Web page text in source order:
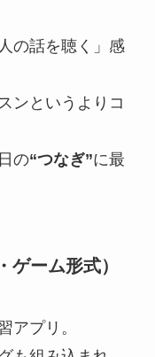
の話を聴く」感
ンというよりコ
の“つなぎ”に最
ーム形式）
アプリ。